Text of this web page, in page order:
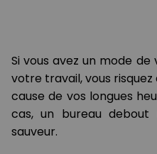
Si vous avez un mode
votre travail, vous
cause de vos longues
cas, un bureau
sauveur.